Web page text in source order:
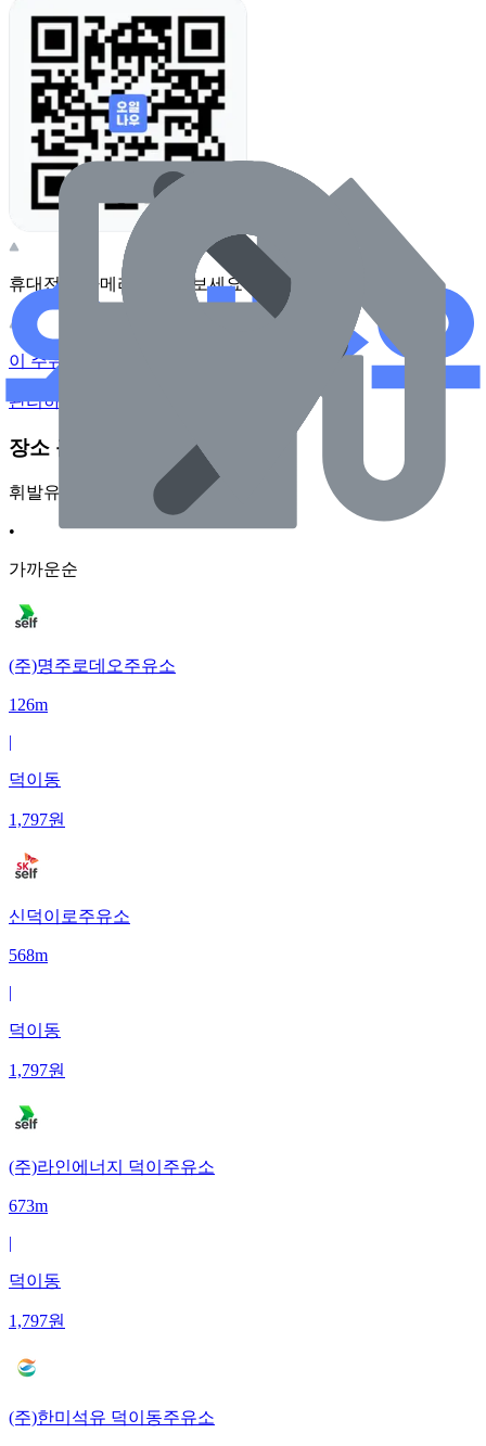
휴대전화 카메라로 찍어보세요
이 주유소의 사장님이신가요?
관리하기
장소 근처 주유소
휘발유
•
가까운순
(주)명주로데오주유소
126m
|
덕이동
1,797원
신덕이로주유소
568m
|
덕이동
1,797원
(주)라인에너지 덕이주유소
673m
|
덕이동
1,797원
(주)한미석유 덕이동주유소